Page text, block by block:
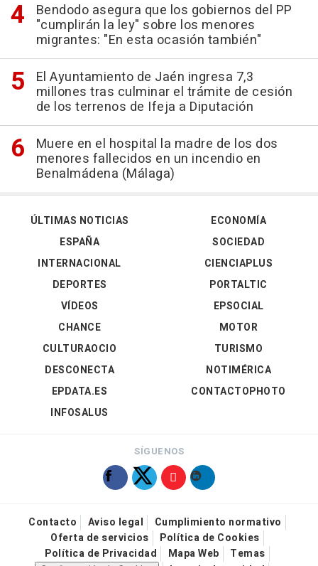
Bendodo asegura que los gobiernos del PP
"cumplirán la ley" sobre los menores
migrantes: "En esta ocasión también"
El Ayuntamiento de Jaén ingresa 7,3
millones tras culminar el trámite de cesión
de los terrenos de Ifeja a Diputación
Muere en el hospital la madre de los dos
menores fallecidos en un incendio en
Benalmádena (Málaga)
ÚLTIMAS NOTICIAS
ESPAÑA
INTERNACIONAL
DEPORTES
VÍDEOS
ECONOMÍA
SOCIEDAD
CIENCIAPLUS
PORTALTIC
EPSOCIAL
CHANCE
CULTURAOCIO
DESCONECTA
EPDATA.ES
INFOSALUS
MOTOR
TURISMO
NOTIMÉRICA
CONTACTOPHOTO
SÍGUENOS
Contacto Aviso legal
Cumplimiento normativo
Oferta de servicios
Política de Cookies
Política de Privacidad
Mapa Web
Temas